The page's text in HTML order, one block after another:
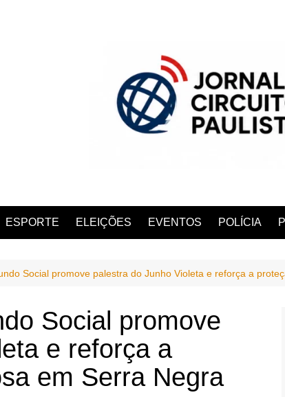
ESPORTE ELEIÇÕES EVENTOS POLÍCIA
Social promove palestra do Junho Violeta e reforça a
Social promove
e reforça a
em Serra Negra